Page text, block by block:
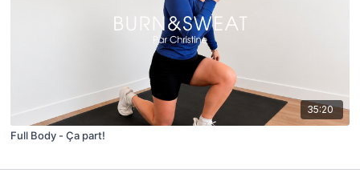
35:20
Full Body - Ça part!